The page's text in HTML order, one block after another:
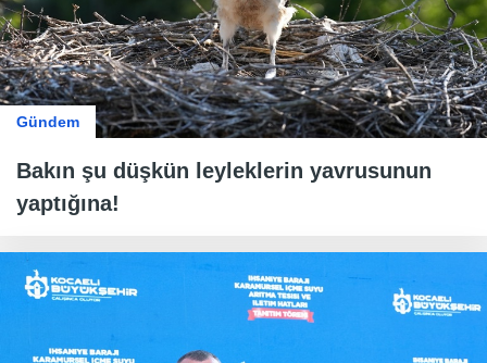
Gündem
Bakın şu düşkün leyleklerin yavrusunun
yaptığına!